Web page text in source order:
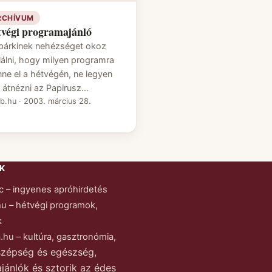
programajánló
nehézséget okoz
hogy milyen programra
el a hétvégén, ne legyen
átnézni az Papirusz…
· 2003. március 28.
– ingyenes apróhirdetés
– hétvégi programok,
– kultúra, gasztronómia,
és egészség,
és sztorik az édes